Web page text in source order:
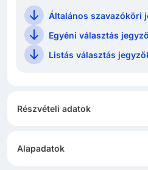
Általános szavazóköri
Egyéni választás
Listás választás
Részvételi adatok
Alapadatok